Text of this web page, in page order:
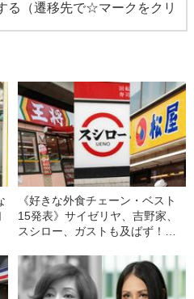
る
（遷移先で☆マークをクリ
《好きな外食チェーン・ベスト
15発表》サイゼリヤ、吉野家、
スシロー、ガストも及ばず！
チェーン！